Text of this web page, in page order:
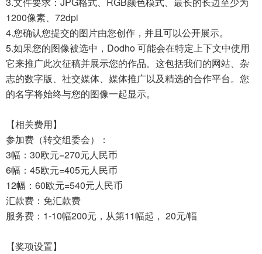
1200像素、72dpi
4.您确认您提交的图片由您创作，并且可以公开展示。
5.如果您的图像被选中，Dodho 可能会在特定上下文中使用
它来推广此次征稿并展示您的作品。这包括我们的网站、杂
志的数字版、社交媒体、媒体推广以及精选的合作平台。您
的名字将始终与您的图像一起显示。
【相关费用】
参加费（转交组委会）：
3幅：30欧元=270元人民币
6幅：45欧元=405元人民币
12幅：60欧元=540元人民币
汇款费：免汇款费
服务费：1-10幅200元，从第11幅起， 20元/幅
【奖项设置】